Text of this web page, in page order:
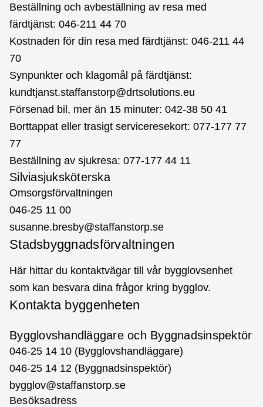
Beställning och avbeställning av resa med
färdtjänst: 046-211 44 70
Kostnaden för din resa med färdtjänst: 046-211 44
70
Synpunkter och klagomål på färdtjänst:
kundtjanst.staffanstorp@drtsolutions.eu
Försenad bil, mer än 15 minuter: 042-38 50 41
Borttappat eller trasigt serviceresekort: 077-177 77
77
Beställning av sjukresa: 077-177 44 11
Silviasjuksköterska
Omsorgsförvaltningen
046-25 11 00
susanne.bresby@staffanstorp.se
Stadsbyggnadsförvaltningen
Här hittar du kontaktvägar till vår bygglovsenhet
som kan besvara dina frågor kring bygglov.
Kontakta byggenheten
Bygglovshandläggare och Byggnadsinspektör
046-25 14 10 (Bygglovshandläggare)
046-25 14 12 (Byggnadsinspektör)
bygglov@staffanstorp.se
Besöksadress